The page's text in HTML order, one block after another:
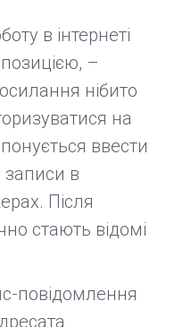
в інтернеті
–
нібито
на
ввести
записи в
Після
стають відомі
повідомлення